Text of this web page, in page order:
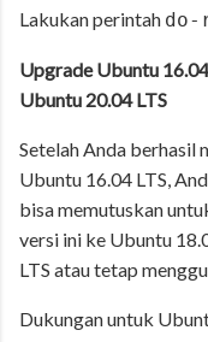
Lakukan perintah do-
Upgrade Ubuntu
Ubuntu 20.04 LTS
Setelah Anda berhasil
Ubuntu 16.04 LTS,
bisa memutuskan
versi ini ke Ubuntu
LTS atau tetap
Dukungan untuk